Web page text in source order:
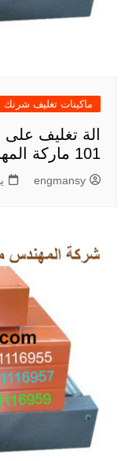
ماكينات تغليف شرنك
الة تغليف
101 ماركة المهندس منسى
engmansy